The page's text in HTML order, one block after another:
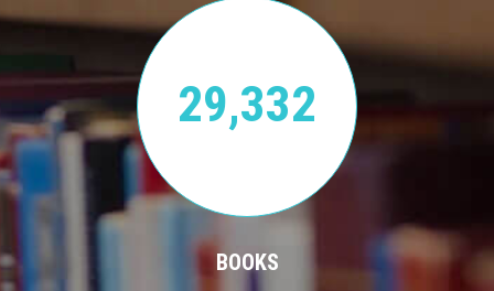
29,332
BOOKS